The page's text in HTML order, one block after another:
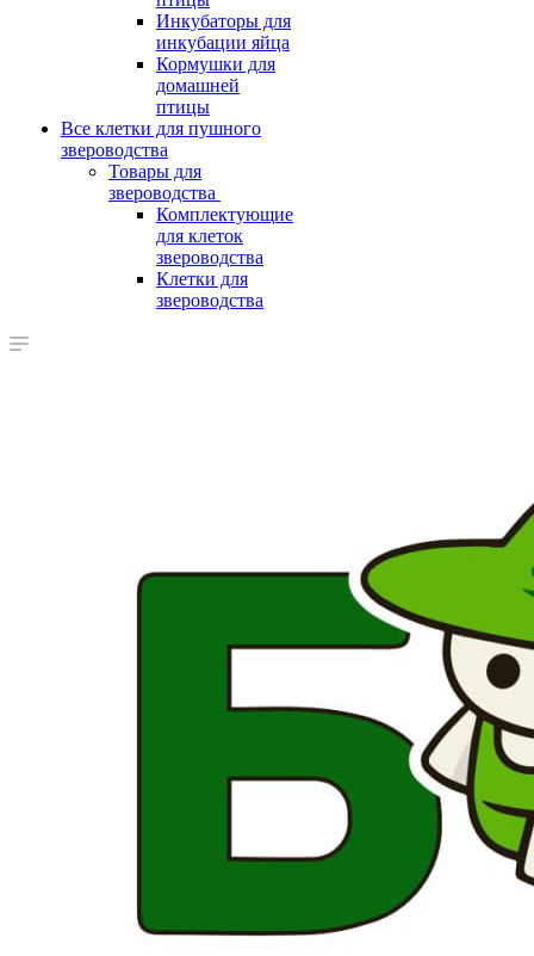
Инкубаторы для
инкубации яйца
Кормушки для
домашней
птицы
Все клетки для пушного
звероводства
Товары для
звероводства
Комплектующие
для клеток
звероводства
Клетки для
звероводства